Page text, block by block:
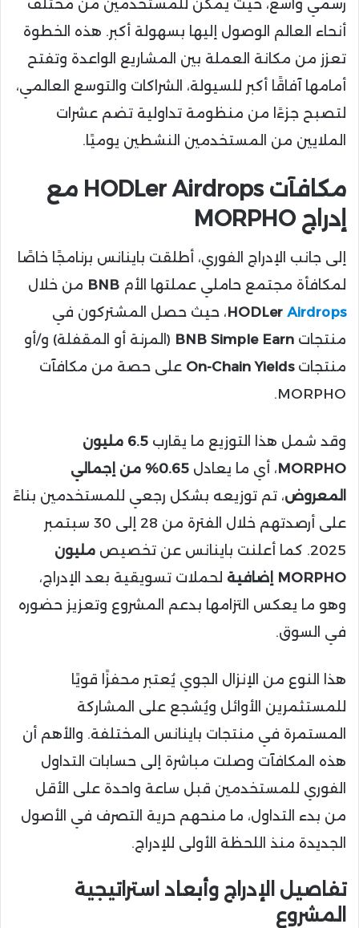
رسمي واسع، حيث يمكن للمستخدمين من مختلف
أنحاء العالم الوصول إليها بسهولة أكبر. هذه الخطوة
تعزز من مكانة العملة بين المشاريع الواعدة وتفتح
أمامها آفاقًا أكبر للسيولة، الشراكات والتوسع العالمي،
لتصبح جزءًا من منظومة تداولية تضم عشرات
الملايين من المستخدمين النشطين يوميًا.
مكافآت HODLer Airdrops مع
إدراج MORPHO
إلى جانب الإدراج الفوري، أطلقت باينانس برنامجًا خاصًا
لمكافأة مجتمع حاملي عملتها الأم BNB من خلال
HODLer Airdrops
، حيث حصل المشتركون في
منتجات BNB Simple Earn (المرنة أو المقفلة) و/أو
منتجاتOn-Chain Yields على حصة من مكافآت
MORPHO.
وقد شمل هذا التوزيع ما يقارب
6.5 مليون
MORPHO، أي ما يعادل
0.65% من إجمالي
المعروض، تم توزيعه بشكل رجعي للمستخدمين بناءً
على أرصدتهم خلال الفترة من 28 إلى 30 سبتمبر
2025. كما أعلنت باينانس عن تخصيص
مليون
MORPHO إضافية
لحملات تسويقية بعد الإدراج،
وهو ما يعكس التزامها بدعم المشروع وتعزيز حضوره
في السوق.
هذا النوع من الإنزال الجوي يُعتبر محفزًا قويًا
للمستثمرين الأوائل ويُشجع على المشاركة
المستمرة في منتجات باينانس المختلفة. والأهم أن
هذه المكافآت وصلت مباشرة إلى حسابات التداول
الفوري للمستخدمين قبل ساعة واحدة على الأقل
من بدء التداول، ما منحهم حرية التصرف في الأصول
الجديدة منذ اللحظة الأولى للإدراج.
تفاصيل الإدراج وأبعاد استراتيجية
المشروع